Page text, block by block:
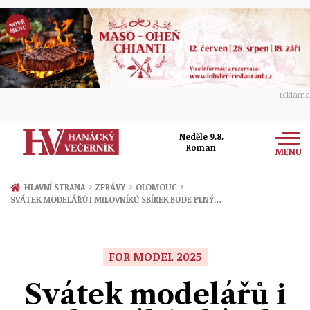
reklama
Neděle 9.8.
Roman
MENU
Zprávy
Přerov
Ekonomika
Ženy
Sport
HLAVNÍ STRANA › ZPRÁVY › OLOMOUC ›
SVÁTEK MODELÁŘŮ I MILOVNÍKŮ SBÍREK BUDE PLNÝ…
FOR MODEL 2025
Svátek modelářů i